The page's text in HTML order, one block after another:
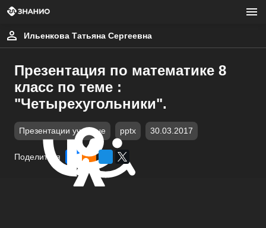
Ильенкова Татьяна Сергеевна
Презентация по математике 8
класс по теме :
"Четырехугольники".
Презентации учебные pptx 30.03.2017
Поделиться